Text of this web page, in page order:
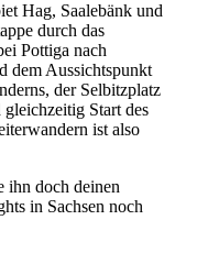
Hag, Saalebänk und
durch das
Pottiga nach
dem Aussichtspunkt
der Selbitzplatz
Start des
ist also
ihn doch deinen
in Sachsen noch